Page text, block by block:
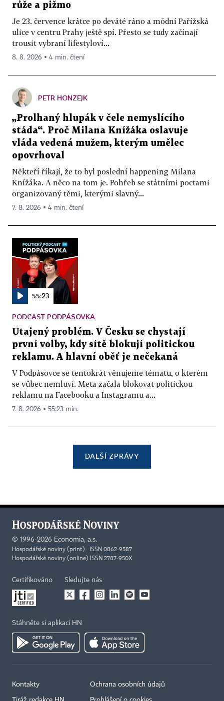
růže a pižmo
Je 23. července krátce po deváté ráno a módní Pařížská
ulice v centru Prahy ještě spí. Přesto se tudy začínají
trousit vybraní lifestyloví...
8. 8. 2026 ▪ 4 min. čtení
PETR HONZEJK
„Prolhaný hlupák v čele nemyslícího
stáda“. Proč Milana Knížáka oslavuje
vláda vedená mužem, kterým umělec
opovrhoval
Někteří říkají, že to byl poslední happening Milana
Knížáka. A něco na tom je. Pohřeb se státními poctami
organizovaný těmi, kterými slavný...
7. 8. 2026 ▪ 4 min. čtení
55:23
PODCAST PODPÁSOVKA
Utajený problém. V Česku se chystají
první volby, kdy sítě blokují politickou
reklamu. A hlavní oběť je nečekaná
V Podpásovce se tentokrát věnujeme tématu, o kterém
se vůbec nemluví. Meta začala blokovat politickou
reklamu na Facebooku a Instagramu a...
7. 8. 2026 ▪ 55:23 min.
DALŠÍ ZPRÁVY
© 1996-2026 Economia, a.s.
Hospodářské noviny (print) ISSN 0862-9587
Hospodářské noviny (online) ISSN 2787-950X
Certifikováno Sledujte nás
Stáhněte si aplikaci HN
Kontakty Ochrana osobních údajů